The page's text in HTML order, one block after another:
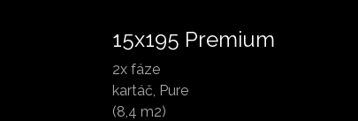
15x195 Premium
2x fáze